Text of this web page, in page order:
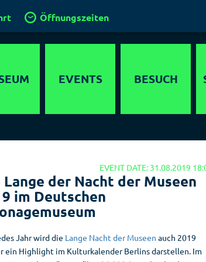
Öffnungszeiten
in Berlin
EVENTS BESUCH
Klassenfahrt
Kinder­
geburtstage
EVENT DATE: 31.08.2019
Lange der Nacht der Museen
im Deutschen
Jahr wird die Lange Nacht der Museen auch 2019
ein Highlight im Kulturkalender Berlins darstellen. Im